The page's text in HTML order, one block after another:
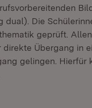
dual). Die
geprüft.
Übergang in
gelingen. Hierfür